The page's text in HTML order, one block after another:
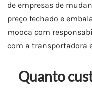
de empresas de
preço fechado e
mooca com
com a transportadora
Quanto